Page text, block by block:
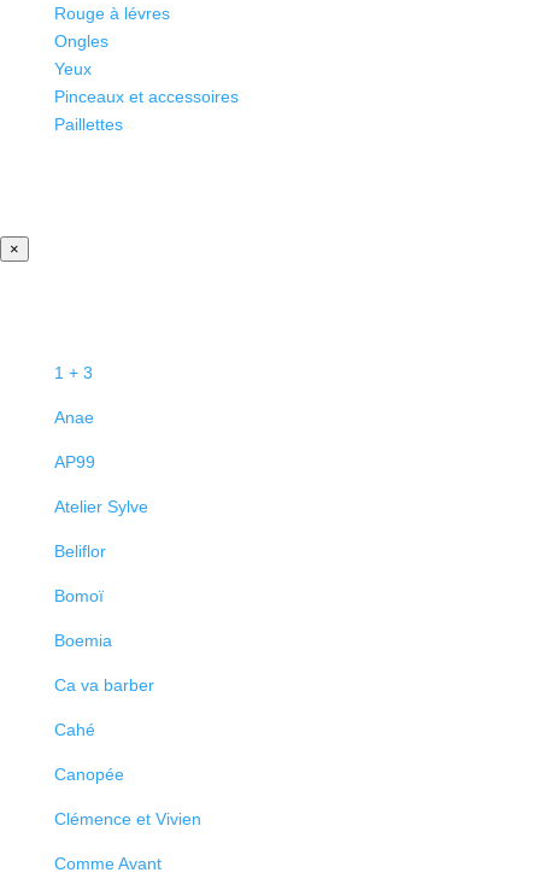
Rouge à lévres
Ongles
Yeux
Pinceaux et accessoires
Paillettes
×
1 + 3
Anae
AP99
Atelier Sylve
Beliflor
Bomoï
Boemia
Ca va barber
Cahé
Canopée
Clémence et Vivien
Comme Avant